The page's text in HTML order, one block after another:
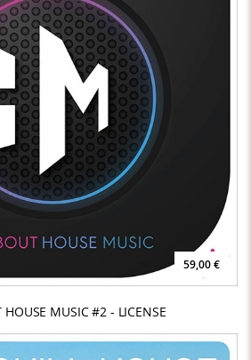
59,00 €
HOUSE MUSIC #2 - LICENSE